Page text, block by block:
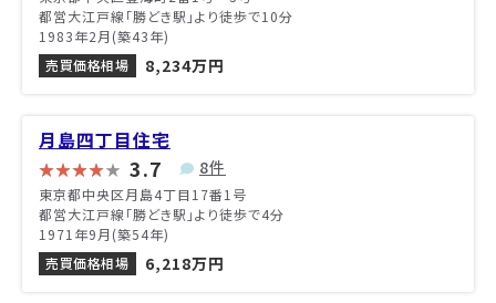
都営大江戸線「勝どき駅」より徒歩で10分
1983年2月(築43年)
売買価格相場
8,234万円
月島四丁目住宅
3.7 8件
東京都中央区月島4丁目17番1号
都営大江戸線「勝どき駅」より徒歩で4分
1971年9月(築54年)
売買価格相場
6,218万円